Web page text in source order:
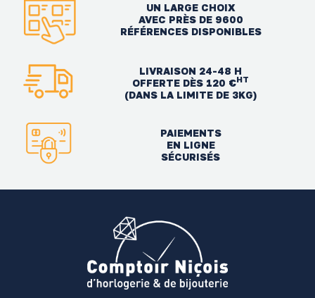
UN LARGE CHOIX
AVEC PRÈS DE 9600
RÉFÉRENCES DISPONIBLES
LIVRAISON 24-48 H
OFFERTE DÈS 120 €HT
(DANS LA LIMITE DE 3KG)
PAIEMENTS
EN LIGNE
SÉCURISÉS